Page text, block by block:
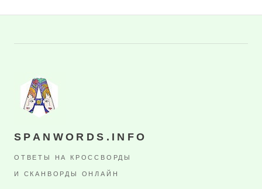
SPANWORDS.INFO
ОТВЕТЫ НА КРОССВОРДЫ
И СКАНВОРДЫ ОНЛАЙН